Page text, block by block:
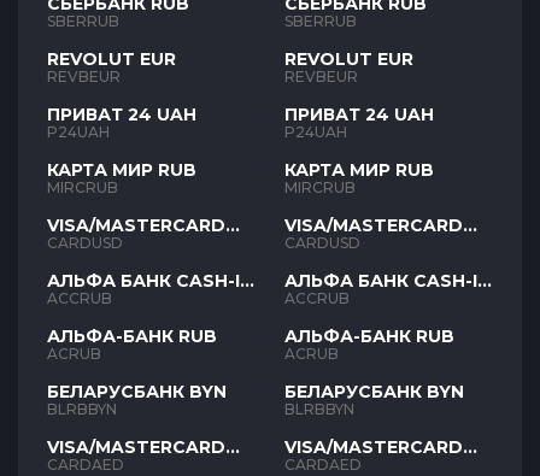
SBERRUB
REVOLUT EUR
REVBEUR
ПРИВАТ 24 UAH
P24UAH
КАРТА МИР RUB
MIRCRUB
VISA/MASTERCARD
USD
CARDUSD
АЛЬФА БАНК CASH-IN
RUB
ACCRUB
АЛЬФА-БАНК RUB
ACRUB
БЕЛАРУСБАНК BYN
BLRBBYN
VISA/MASTERCARD
AED
CARDAED
SBERRUB
REVOLUT EUR
REVBEUR
ПРИВАТ 24 UAH
P24UAH
КАРТА МИР RUB
MIRCRUB
VISA/MASTERCARD
USD
CARDUSD
АЛЬФА БАНК CASH-IN
RUB
ACCRUB
АЛЬФА-БАНК RUB
ACRUB
БЕЛАРУСБАНК BYN
BLRBBYN
VISA/MASTERCARD
AED
CARDAED